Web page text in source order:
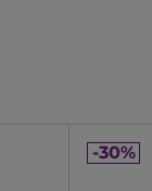
-30%